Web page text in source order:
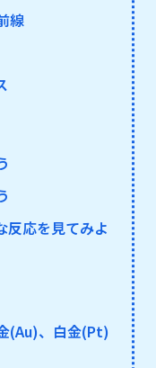
線
反応を見てみよ
(Au)、白金(Pt)